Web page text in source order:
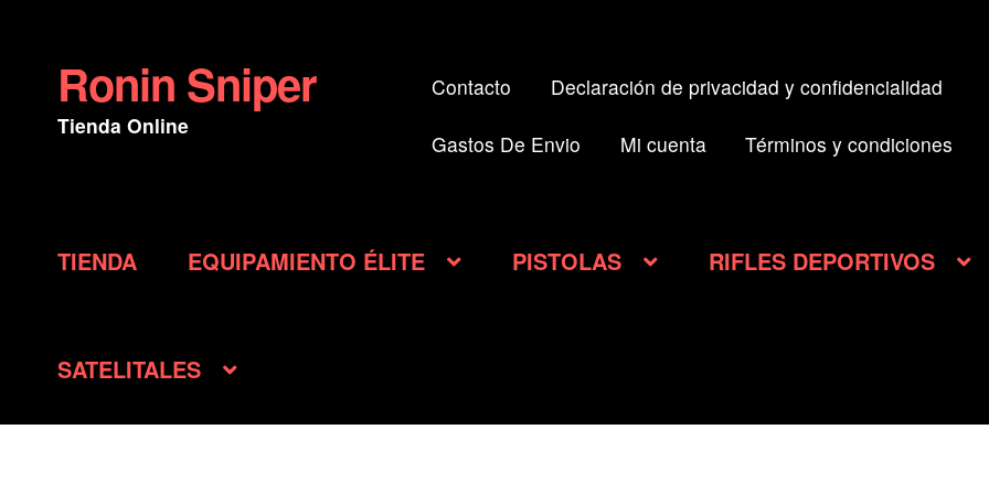
Ir
a
la
Ir
al
contenido
Ronin Sniper
Tienda Online
Contacto Declaración de privacidad y confidencialidad
Gastos De Envio Mi cuenta Términos y condiciones
TIENDA EQUIPAMIENTO ÉLITE PISTOLAS RIFLES DEPORTIVOS
SATELITALES